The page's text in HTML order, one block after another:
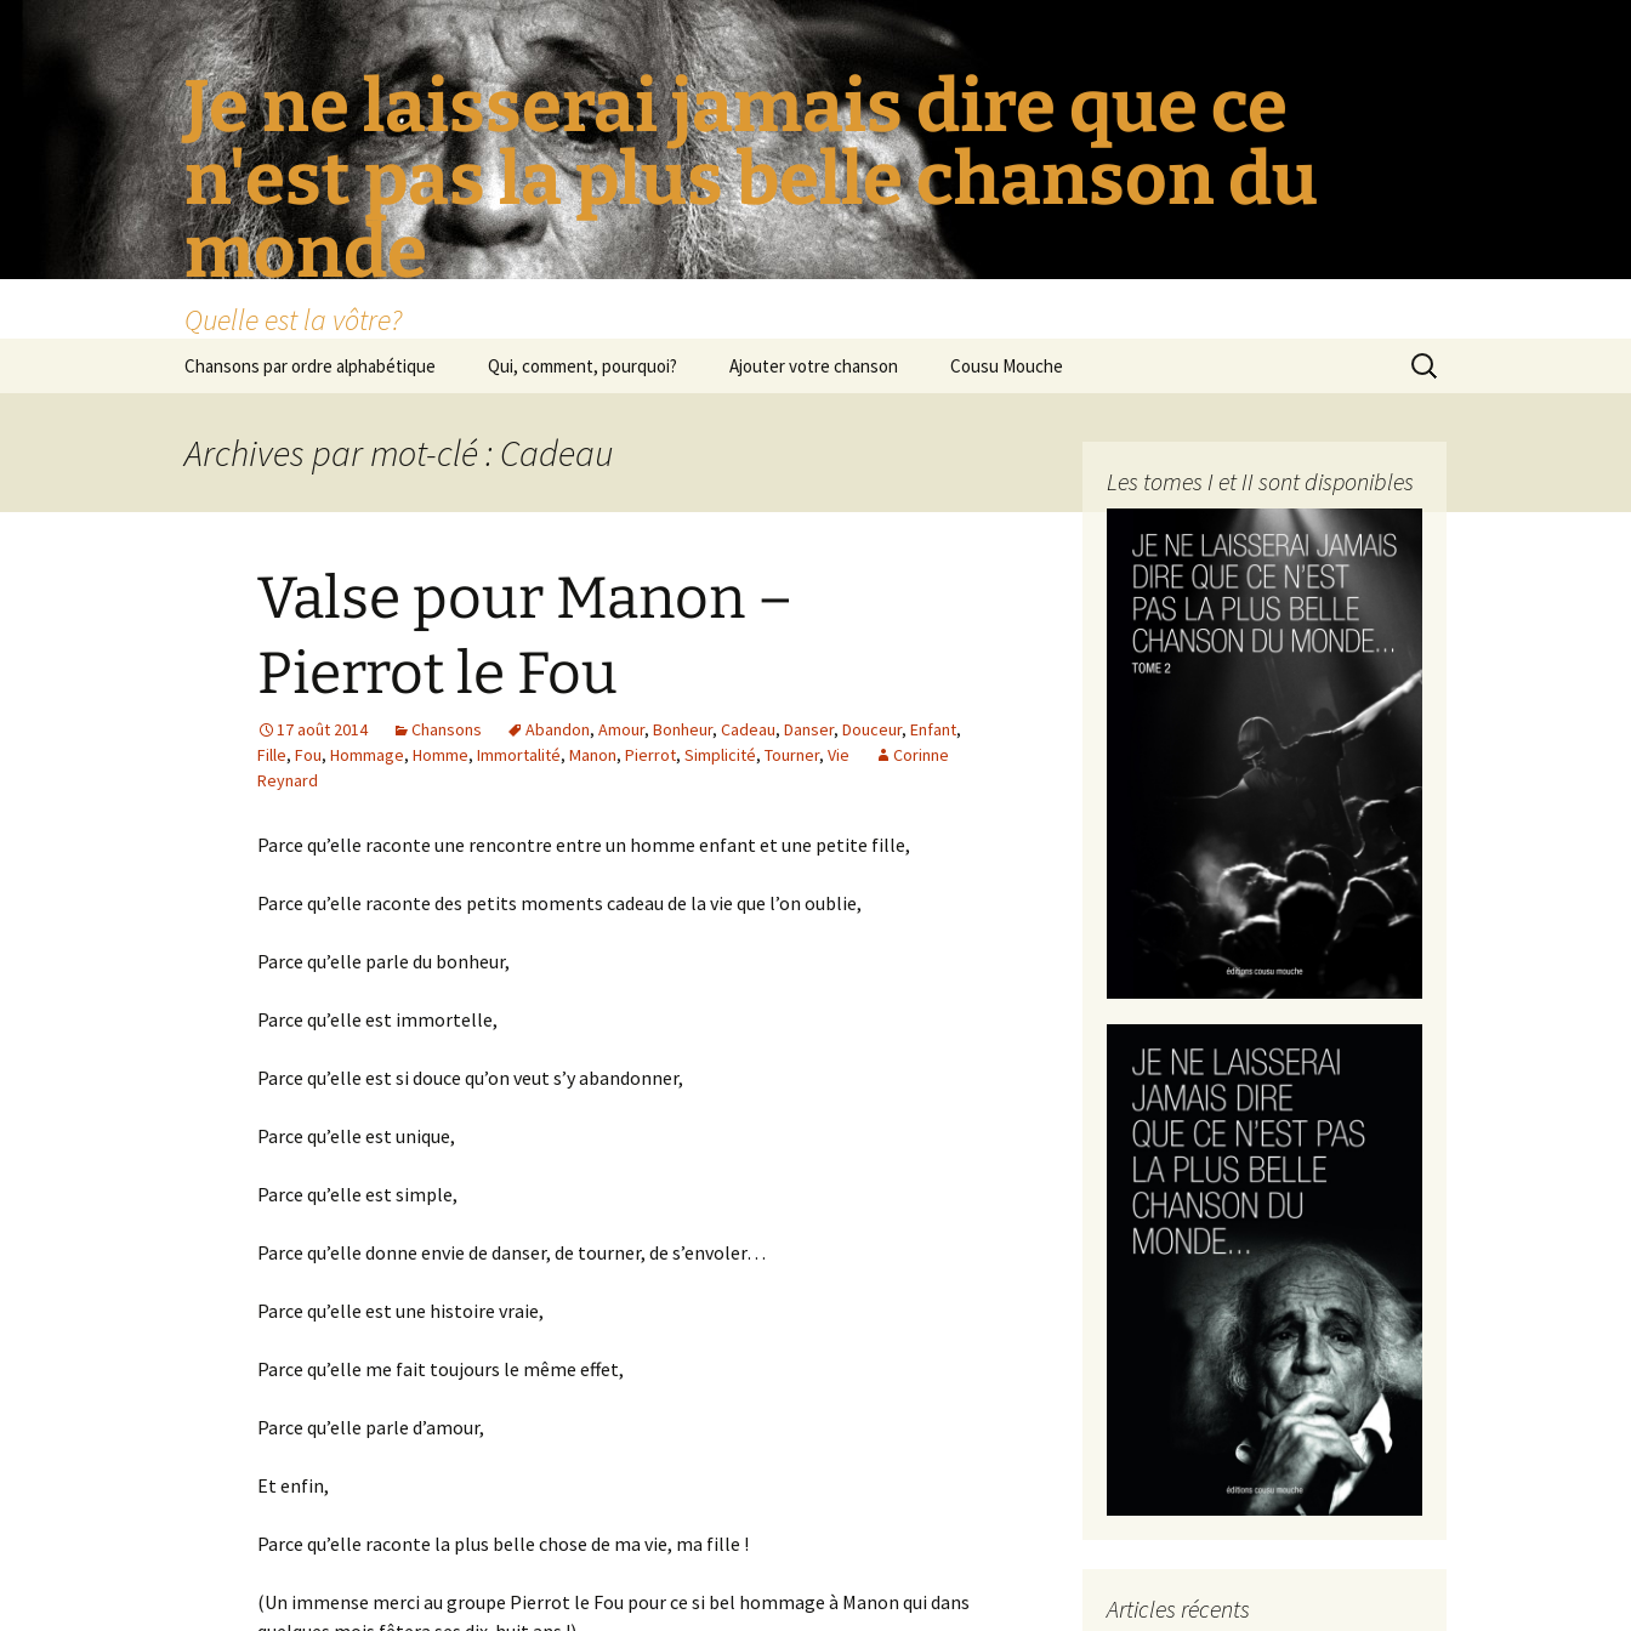
Je ne laisserai jamais dire que ce
n'est pas la plus belle chanson du
monde
Quelle est la vôtre?
Chansons par ordre alphabétique Qui, comment, pourquoi? Ajouter votre chanson Cousu Mouche
Rechercher :
Archives par mot-clé : Cadeau
Valse pour Manon –
Pierrot le Fou
17 août 2014 Chansons Abandon, Amour, Bonheur, Cadeau, Danser, Douceur, Enfant,
Fille, Fou, Hommage, Homme, Immortalité, Manon, Pierrot, Simplicité, Tourner, Vie
Corinne
Reynard
Parce qu’elle raconte une rencontre entre un homme enfant et une petite fille,
Parce qu’elle raconte des petits moments cadeau de la vie que l’on oublie,
Parce qu’elle parle du bonheur,
Parce qu’elle est immortelle,
Parce qu’elle est si douce qu’on veut s’y abandonner,
Parce qu’elle est unique,
Parce qu’elle est simple,
Parce qu’elle donne envie de danser, de tourner, de s’envoler…
Parce qu’elle est une histoire vraie,
Parce qu’elle me fait toujours le même effet,
Parce qu’elle parle d’amour,
Et enfin,
Parce qu’elle raconte la plus belle chose de ma vie, ma fille !
(Un immense merci au groupe Pierrot le Fou pour ce si bel hommage à Manon qui dans
Les tomes I et II sont disponibles
Articles récents